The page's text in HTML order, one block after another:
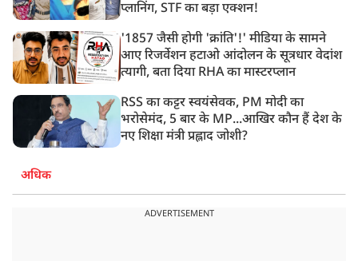
प्लानिंग, STF का बड़ा एक्शन!
'1857 जैसी होगी 'क्रांति'!' मीडिया के सामने
आए रिजर्वेशन हटाओ आंदोलन के सूत्रधार वेदांश
त्यागी, बता दिया RHA का मास्टरप्लान
RSS का कट्टर स्वयंसेवक, PM मोदी का
भरोसेमंद, 5 बार के MP...आखिर कौन हैं देश के
नए शिक्षा मंत्री प्रह्लाद जोशी?
अधिक
ADVERTISEMENT